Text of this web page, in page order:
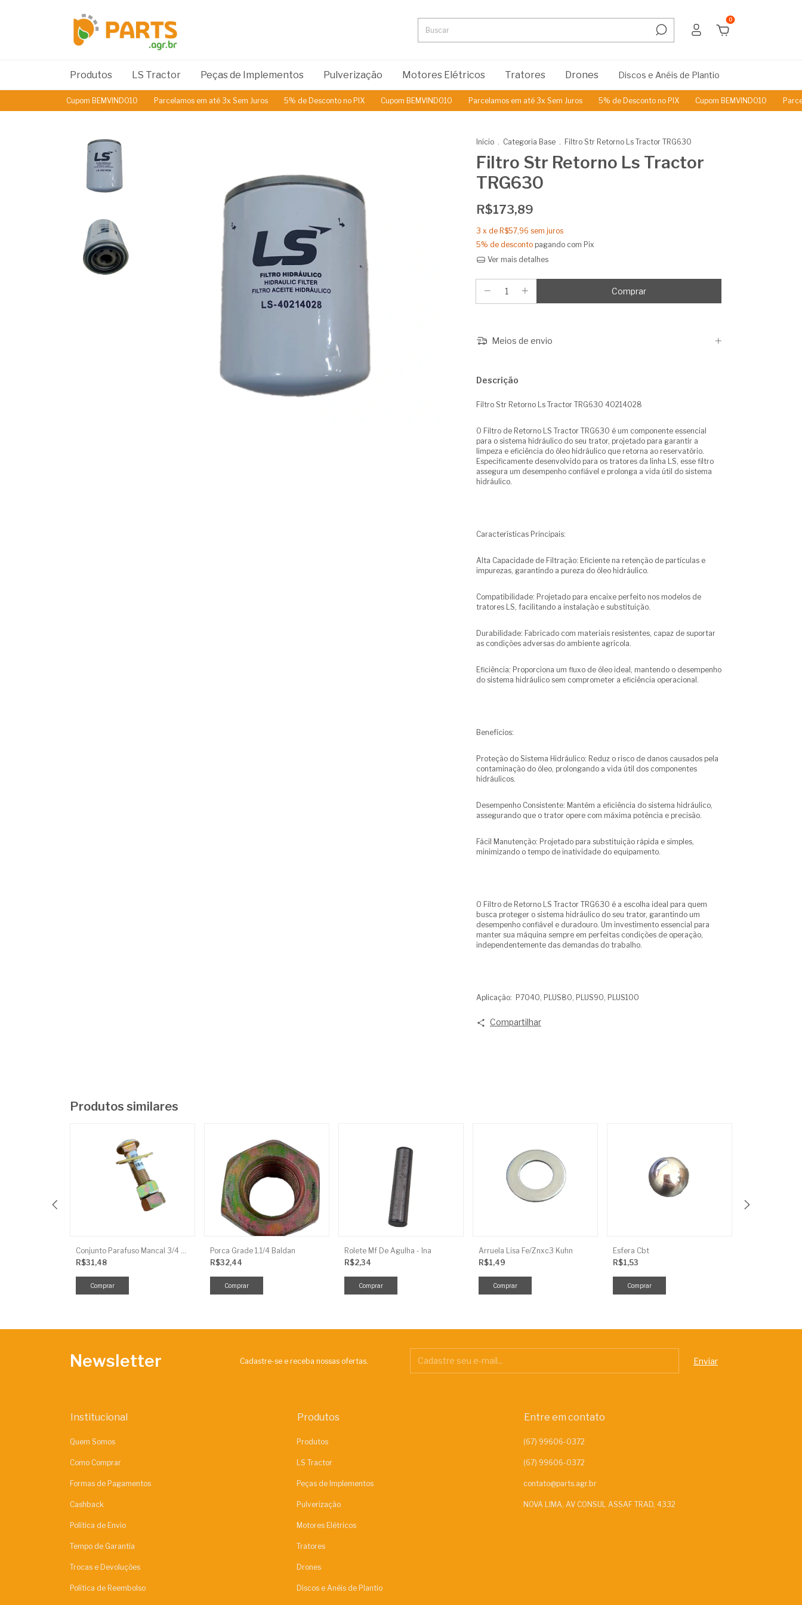
0
Produtos LS Tractor Peças de Implementos Pulverização Motores Elétricos Tratores Drones Discos e Anéis de Plantio
Cupom BEMVINDO10 Parcelamos em até 3x Sem Juros 5% de Desconto no PIX Cupom BEMVINDO10 Parcelamos em até 3x Sem Juros 5% de Desconto no PIX Cupom BEMVINDO10
Início . Categoria Base . Filtro Str Retorno Ls Tractor TRG630
Filtro Str Retorno Ls Tractor
TRG630
R$173,89
3 x de R$57,96 sem juros
5% de desconto pagando com Pix
Ver mais detalhes
Meios de envio
Descrição
Filtro Str Retorno Ls Tractor TRG630 40214028
O Filtro de Retorno LS Tractor TRG630 é um componente essencial
para o sistema hidráulico do seu trator, projetado para garantir a
limpeza e eficiência do óleo hidráulico que retorna ao reservatório.
Especificamente desenvolvido para os tratores da linha LS, esse filtro
assegura um desempenho confiável e prolonga a vida útil do sistema
hidráulico.
Características Principais:
Alta Capacidade de Filtração: Eficiente na retenção de partículas e
impurezas, garantindo a pureza do óleo hidráulico.
Compatibilidade: Projetado para encaixe perfeito nos modelos de
tratores LS, facilitando a instalação e substituição.
Durabilidade: Fabricado com materiais resistentes, capaz de suportar
as condições adversas do ambiente agrícola.
Eficiência: Proporciona um fluxo de óleo ideal, mantendo o desempenho
do sistema hidráulico sem comprometer a eficiência operacional.
Benefícios:
Proteção do Sistema Hidráulico: Reduz o risco de danos causados pela
contaminação do óleo, prolongando a vida útil dos componentes
hidráulicos.
Desempenho Consistente: Mantém a eficiência do sistema hidráulico,
assegurando que o trator opere com máxima potência e precisão.
Fácil Manutenção: Projetado para substituição rápida e simples,
minimizando o tempo de inatividade do equipamento.
O Filtro de Retorno LS Tractor TRG630 é a escolha ideal para quem
busca proteger o sistema hidráulico do seu trator, garantindo um
desempenho confiável e duradouro. Um investimento essencial para
manter sua máquina sempre em perfeitas condições de operação,
independentemente das demandas do trabalho.
Aplicação: P7040, PLUS80, PLUS90, PLUS100
Compartilhar
Produtos similares
Conjunto Parafuso Mancal 3/4 X 3.1/2 Arad.Frances
R$31,48
Porca Grade 1.1/4 Baldan
R$32,44
Rolete Mf De Agulha - Ina
R$2,34
Arruela Lisa Fe/Znxc3 Kuhn
R$1,49
Esfera Cbt
R$1,53
Newsletter Cadastre-se e receba nossas ofertas.
Institucional
Quem Somos
Como Comprar
Formas de Pagamentos
Cashback
Política de Envio
Tempo de Garantia
Trocas e Devoluções
Política de Reembolso
Produtos
Produtos
LS Tractor
Peças de Implementos
Pulverização
Motores Elétricos
Tratores
Drones
Discos e Anéis de Plantio
Entre em contato
contato@parts.agr.br
NOVA LIMA, AV CONSUL ASSAF TRAD, 4332